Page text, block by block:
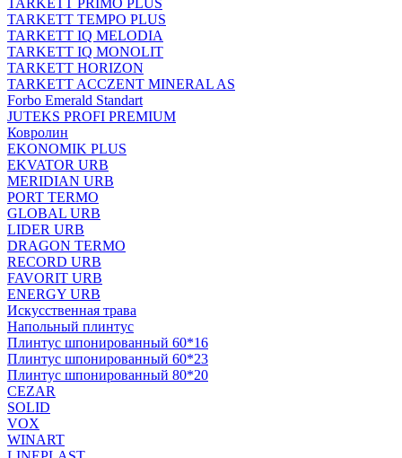
TARKETT PRIMO PLUS
TARKETT TEMPO PLUS
TARKETT IQ MELODIA
TARKETT IQ MONOLIT
TARKETT HORIZON
TARKETT ACCZENT MINERAL AS
Forbo Emerald Standart
JUTEKS PROFI PREMIUM
Ковролин
EKONOMIK PLUS
EKVATOR URB
MERIDIAN URB
PORT TERMO
GLOBAL URB
LIDER URB
DRAGON TERMO
RECORD URB
FAVORIT URB
ENERGY URB
Искусственная трава
Напольный плинтус
Плинтус шпонированный 60*16
Плинтус шпонированный 60*23
Плинтус шпонированный 80*20
CEZAR
SOLID
VOX
WINART